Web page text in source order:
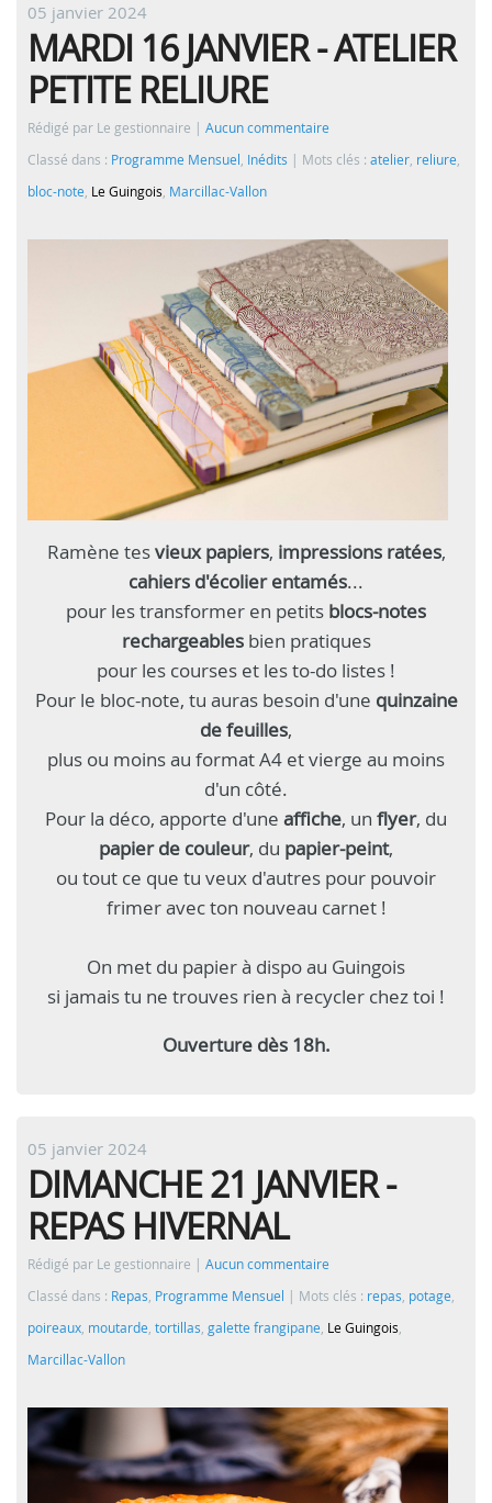
05 janvier 2024
MARDI 16 JANVIER - ATELIER
PETITE RELIURE
Rédigé par Le gestionnaire
Aucun commentaire
Classé dans : Programme Mensuel , Inédits Mots clés : atelier, reliure,
bloc-note, Le Guingois, Marcillac-Vallon
Ramène tesvieux papiers, impressions ratées,
cahiers d'écolier entamés...
pour les transformer en petits blocs-notes
rechargeablesbien pratiques
pour les courses et les to-do listes !
Pour le bloc-note, tu auras besoin d'une quinzaine
de feuilles,
plus ou moins au format A4 et vierge au moins
d'un côté.
Pour la déco, apporte d'une affiche, un flyer, du
papier de couleur, du papier-peint,
ou tout ce que tu veux d'autres pour pouvoir
frimer avec ton nouveau carnet !
On met du papier à dispo au Guingois
si jamais tu ne trouves rien à recycler chez toi !
Ouverture dès 18h.
05 janvier 2024
DIMANCHE 21 JANVIER -
REPAS HIVERNAL
Rédigé par Le gestionnaire
Aucun commentaire
Classé dans : Repas Programme Mensuel Mots clés : repas potage
poireaux moutarde tortillas galette frangipane Le Guingois
Marcillac-Vallon